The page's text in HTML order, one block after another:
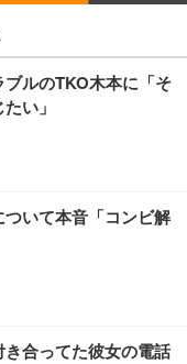
ルのTKO木本に「そ
い」
いて本音「コンビ解
合ってた彼女の電話